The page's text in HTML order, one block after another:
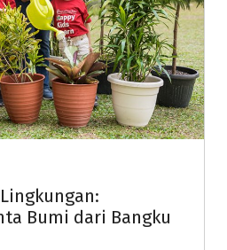
Bumi dari Bangku